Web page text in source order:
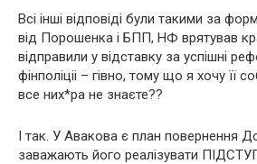
Всі інші відповіді були такими за
від Порошенка і БПП, НФ врятував
відправили у відставку за успішні
фінполіціі – гівно, тому що я хочу її
все них*ра не знаєте??
І так. У Авакова є план повернення
заважають його реалізувати